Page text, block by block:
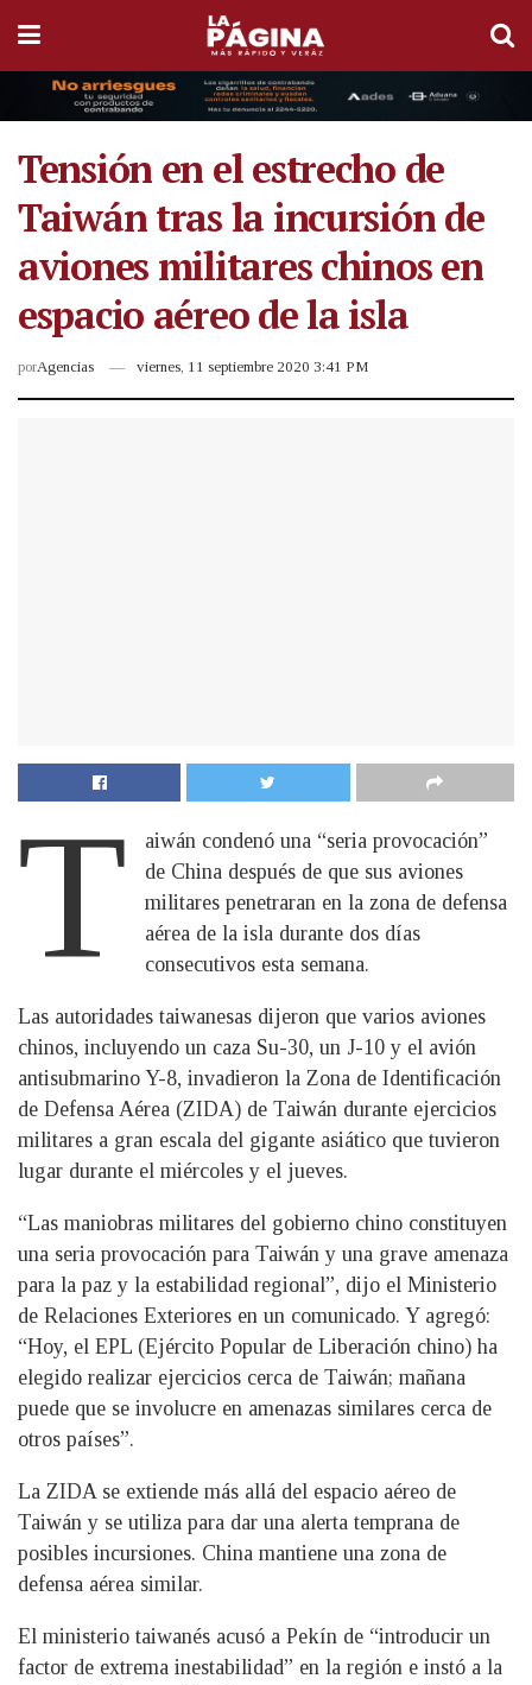
Tensión en el estrecho de
Taiwán tras la incursión de
aviones militares chinos en
espacio aéreo de la isla
porAgencias viernes, 11 septiembre 2020 3:41 PM
T
aiwán condenó una “seria provocación”
de China después de que sus aviones
militares penetraran en la zona de defensa
aérea de la isla durante dos días
consecutivos esta semana.
Las autoridades taiwanesas dijeron que varios aviones
chinos, incluyendo un caza Su-30, un J-10 y el avión
antisubmarino Y-8, invadieron la Zona de Identificación
de Defensa Aérea (ZIDA) de Taiwán durante ejercicios
militares a gran escala del gigante asiático que tuvieron
lugar durante el miércoles y el jueves.
“Las maniobras militares del gobierno chino constituyen
una seria provocación para Taiwán y una grave amenaza
para la paz y la estabilidad regional”, dijo el Ministerio
de Relaciones Exteriores en un comunicado. Y agregó:
“Hoy, el EPL (Ejército Popular de Liberación chino) ha
elegido realizar ejercicios cerca de Taiwán; mañana
puede que se involucre en amenazas similares cerca de
otros países”.
La ZIDA se extiende más allá del espacio aéreo de
Taiwán y se utiliza para dar una alerta temprana de
posibles incursiones. China mantiene una zona de
defensa aérea similar.
El ministerio taiwanés acusó a Pekín de “introducir un
factor de extrema inestabilidad” en la región e instó a la